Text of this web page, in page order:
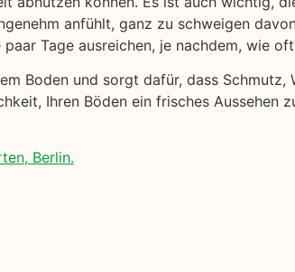
anfühlt, ganz zu schweigen
Tage ausreichen, je nachdem, wie
Boden und sorgt dafür, dass
Ihren Böden ein frisches Aussehen
Berlin.